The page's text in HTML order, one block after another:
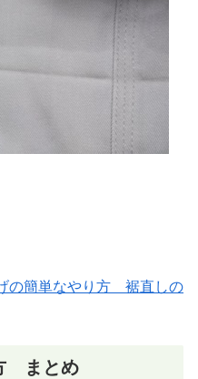
の簡単なやり方 裾直しの
まとめ